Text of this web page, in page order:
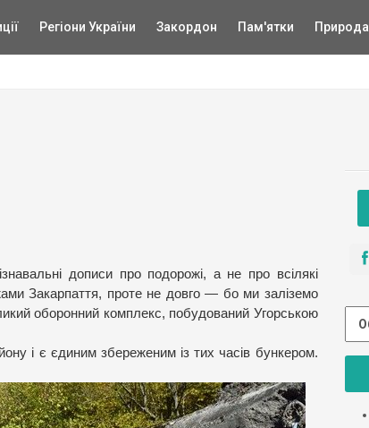
Регіони України Закордон Пам'ятки Природа
дописи про подорожі, а не про всілякі
Закарпаття, проте не довго — бо ми заліземо
оборонний комплекс, побудований Угорською
і є єдиним збереженим із тих часів бункером.